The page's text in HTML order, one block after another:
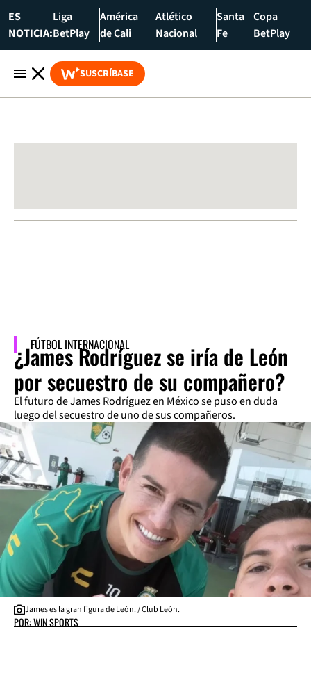
ES
NOTICIA:
Liga
BetPlay
América
de Cali
Atlético
Nacional
Santa
Fe
Copa
BetPlay
SUSCRÍBASE
FÚTBOL INTERNACIONAL
¿James Rodríguez se iría de León
por secuestro de su compañero?
El futuro de James Rodríguez en México se puso en duda
luego del secuestro de uno de sus compañeros.
James es la gran figura de León. / Club León.
POR: WIN SPORTS